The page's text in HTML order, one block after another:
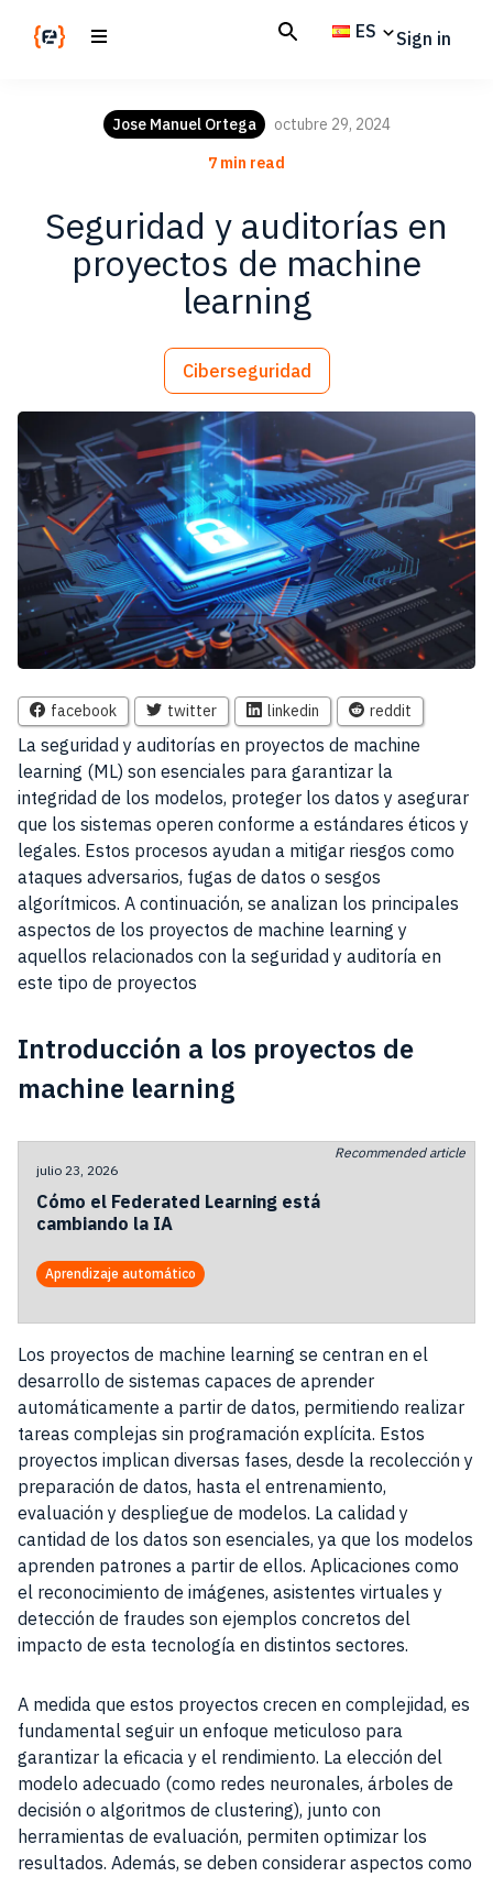
Magazine
ES Sign in
Jose Manuel Ortega
octubre 29, 2024
7 min read
Seguridad y auditorías en
proyectos de machine
learning
Ciberseguridad
facebook twitter linkedin reddit
La seguridad y auditorías en proyectos de machine
learning (ML) son esenciales para garantizar la
integridad de los modelos, proteger los datos y asegurar
que los sistemas operen conforme a estándares éticos y
legales. Estos procesos ayudan a mitigar riesgos como
ataques adversarios, fugas de datos o sesgos
algorítmicos. A continuación, se analizan los principales
aspectos de los proyectos de machine learning y
aquellos relacionados con la seguridad y auditoría en
este tipo de proyectos
Introducción a los proyectos de
machine learning
Recommended article
julio 23, 2026
Cómo el Federated Learning está
cambiando la IA
Aprendizaje automático
Los proyectos de machine learning se centran en el
desarrollo de sistemas capaces de aprender
automáticamente a partir de datos, permitiendo realizar
tareas complejas sin programación explícita. Estos
proyectos implican diversas fases, desde la recolección y
preparación de datos, hasta el entrenamiento,
evaluación y despliegue de modelos. La calidad y
cantidad de los datos son esenciales, ya que los modelos
aprenden patrones a partir de ellos. Aplicaciones como
el reconocimiento de imágenes, asistentes virtuales y
detección de fraudes son ejemplos concretos del
impacto de esta tecnología en distintos sectores.
A medida que estos proyectos crecen en complejidad, es
fundamental seguir un enfoque meticuloso para
garantizar la eficacia y el rendimiento. La elección del
modelo adecuado (como redes neuronales, árboles de
decisión o algoritmos de clustering), junto con
herramientas de evaluación, permiten optimizar los
resultados. Además, se deben considerar aspectos como